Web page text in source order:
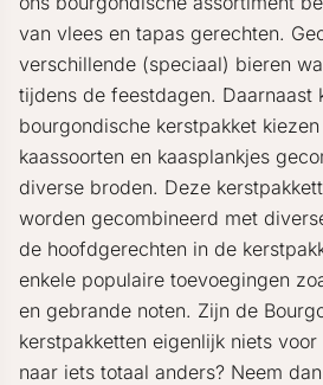
van vlees en tapas gerechten.
verschillende (speciaal) bieren
tijdens de feestdagen. Daarnaast
bourgondische kerstpakket
kaassoorten en kaasplankjes
diverse broden. Deze
worden gecombineerd met
de hoofdgerechten in de
enkele populaire toevoegingen
en gebrande noten. Zijn de
kerstpakketten eigenlijk niets
naar iets totaal anders? Neem